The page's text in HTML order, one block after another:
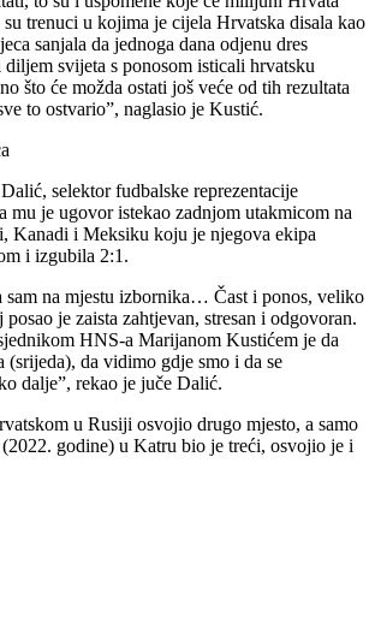
trenuci u kojima je cijela Hrvatska disala kao
sanjala da jednoga dana odjenu dres
svijeta s ponosom isticali hrvatsku
što će možda ostati još veće od tih rezultata
to ostvario”, naglasio je Kustić.
selektor fudbalske reprezentacije
mu je ugovor istekao zadnjom utakmicom na
Kanadi i Meksiku koju je njegova ekipa
i izgubila 2:1.
sam na mjestu izbornika… Čast i ponos, veliko
je zaista zahtjevan, stresan i odgovoran.
HNS-a Marijanom Kustićem je da
(srijeda), da vidimo gdje smo i da se
dalje”, rekao je juče Dalić.
u Rusiji osvojio drugo mjesto, a samo
godine) u Katru bio je treći, osvojio je i